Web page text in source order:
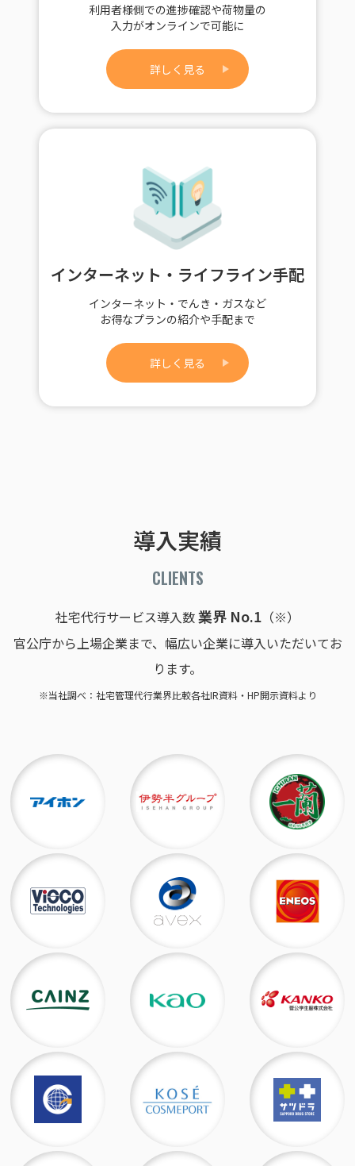
利用者様側での進捗確認や荷物量の
入力がオンラインで可能に
詳しく見る
インターネット・ライフライン手配
インターネット・でんき・ガスなど
お得なプランの紹介や手配まで
詳しく見る
導入実績
CLIENTS
社宅代行サービス導入数業界 No.1 （※）
官公庁から上場企業まで、幅広い企業に導入いただいてお
ります。
※当社調べ：社宅管理代行業界比較各社IR資料・HP開示資料より